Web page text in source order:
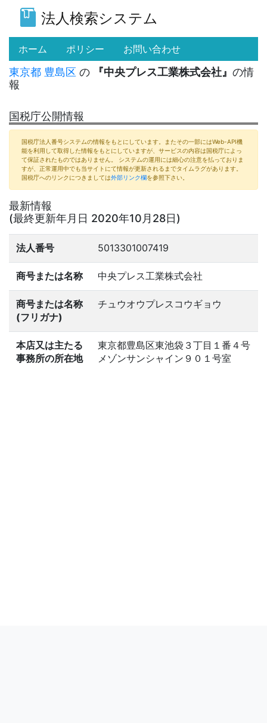
法人検索システム
ホーム (current)
ポリシー お問い合わせ
東京都 豊島区 の 『中央プレス工業株式会社』 の情
報
国税庁公開情報
国税庁法人番号システムの情報をもとにしています。またその一部にはWeb-API機
能を利用して取得した情報をもとにしていますが、サービスの内容は国税庁によっ
て保証されたものではありません。 システムの運用には細心の注意を払っておりま
すが、正常運用中でも当サイトにて情報が更新されるまでタイムラグがあります。
国税庁へのリンクにつきましては外部リンク欄を参照下さい。
最新情報
(最終更新年月日 2020年10月28日)
法人番号 5013301007419
商号または名称 中央プレス工業株式会社
商号または名称
(フリガナ)
チュウオウプレスコウギョウ
本店又は主たる
事務所の所在地
東京都豊島区東池袋３丁目１番４号
メゾンサンシャイン９０１号室